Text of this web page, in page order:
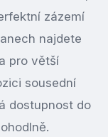
zázemí
najdete
pro větší
sousední
dostupnost do